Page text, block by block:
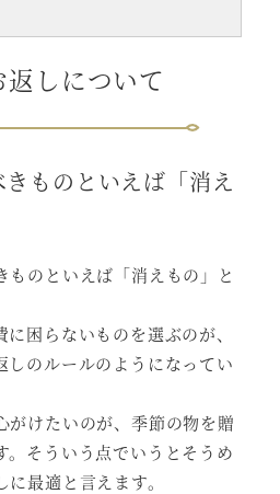
しについて
ものといえば「消え
ものといえば「消えもの」と
困らないものを選ぶのが、
しのルールのようになってい
がけたいのが、季節の物を贈
。そういう点でいうとそうめ
最適と言えます。